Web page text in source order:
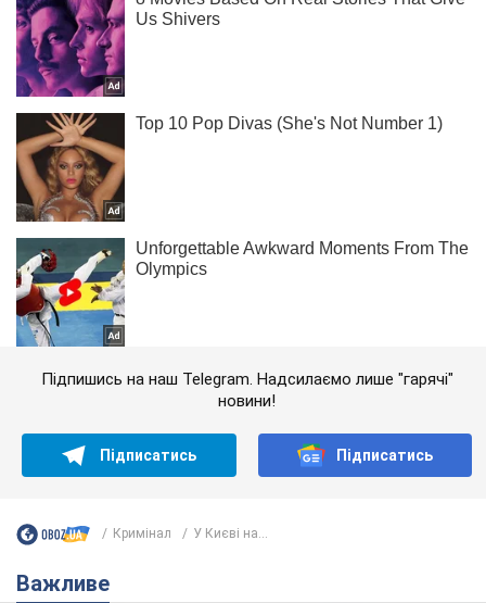
Підпишись на наш Telegram. Надсилаємо лише "гарячі"
новини!
Підписатись Підписатись
Кримінал У Києві на...
Важливе